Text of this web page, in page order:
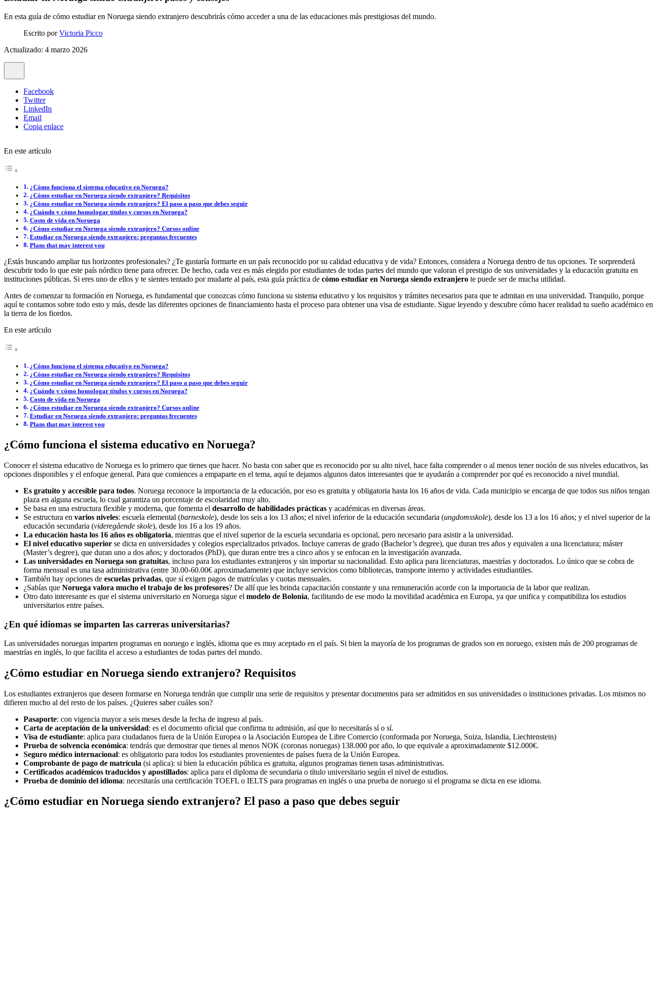
En esta guía de cómo estudiar en Noruega siendo extranjero descubrirás cómo acceder a una de las educaciones más prestigiosas del mundo.
Escrito porVictoria Picco
Actualizado: 4 marzo 2026
Facebook
Twitter
LinkedIn
Email
Copia enlace
En este artículo
¿Cómo funciona el sistema educativo en Noruega?
¿Cómo estudiar en Noruega siendo extranjero? Requisitos
¿Cómo estudiar en Noruega siendo extranjero? El paso a paso que debes seguir
¿Cuándo y cómo homologar títulos y cursos en Noruega?
Costo de vida en Noruega
¿Cómo estudiar en Noruega siendo extranjero? Cursos online
Estudiar en Noruega siendo extranjero: preguntas frecuentes
Plans that may interest you
¿Estás buscando ampliar tus horizontes profesionales? ¿Te gustaría formarte en un país reconocido por su calidad educativa y de vida? Entonces, considera a Noruega dentro de tus opciones. Te sorprenderá
descubrir todo lo que este país nórdico tiene para ofrecer. De hecho, cada vez es más elegido por estudiantes de todas partes del mundo que valoran el prestigio de sus universidades y la educación gratuita en
instituciones públicas. Si eres uno de ellos y te sientes tentado por mudarte al país, esta guía práctica de cómo estudiar en Noruega siendo extranjero te puede ser de mucha utilidad.
Antes de comenzar tu formación en Noruega, es fundamental que conozcas cómo funciona su sistema educativo y los requisitos y trámites necesarios para que te admitan en una universidad. Tranquilo, porque
aquí te contamos sobre todo esto y más, desde las diferentes opciones de financiamiento hasta el proceso para obtener una visa de estudiante. Sigue leyendo y descubre cómo hacer realidad tu sueño académico en
la tierra de los fiordos.
En este artículo
¿Cómo funciona el sistema educativo en Noruega?
¿Cómo estudiar en Noruega siendo extranjero? Requisitos
¿Cómo estudiar en Noruega siendo extranjero? El paso a paso que debes seguir
¿Cuándo y cómo homologar títulos y cursos en Noruega?
Costo de vida en Noruega
¿Cómo estudiar en Noruega siendo extranjero? Cursos online
Estudiar en Noruega siendo extranjero: preguntas frecuentes
Plans that may interest you
¿Cómo funciona el sistema educativo en Noruega?
Conocer el sistema educativo de Noruega es lo primero que tienes que hacer. No basta con saber que es reconocido por su alto nivel, hace falta comprender o al menos tener noción de sus niveles educativos, las
opciones disponibles y el enfoque general. Para que comiences a empaparte en el tema, aquí te dejamos algunos datos interesantes que te ayudarán a comprender por qué es reconocido a nivel mundial.
Es gratuito y accesible para todos. Noruega reconoce la importancia de la educación, por eso es gratuita y obligatoria hasta los 16 años de vida. Cada municipio se encarga de que todos sus niños tengan
plaza en alguna escuela, lo cual garantiza un porcentaje de escolaridad muy alto.
Se basa en una estructura flexible y moderna, que fomenta el desarrollo de habilidades prácticas y académicas en diversas áreas.
Se estructura en varios niveles: escuela elemental (barneskole), desde los seis a los 13 años; el nivel inferior de la educación secundaria (ungdomsskole), desde los 13 a los 16 años; y el nivel superior de la
educación secundaria (videregående skole), desde los 16 a los 19 años.
La educación hasta los 16 años es obligatoria, mientras que el nivel superior de la escuela secundaria es opcional, pero necesario para asistir a la universidad.
El nivel educativo superior se dicta en universidades y colegios especializados privados. Incluye carreras de grado (Bachelor’s degree), que duran tres años y equivalen a una licenciatura; máster
(Master’s degree), que duran uno a dos años; y doctorados (PhD), que duran entre tres a cinco años y se enfocan en la investigación avanzada.
Las universidades en Noruega son gratuitas, incluso para los estudiantes extranjeros y sin importar su nacionalidad. Esto aplica para licenciaturas, maestrías y doctorados. Lo único que se cobra de
forma mensual es una tasa administrativa (entre 30.00-60.00€ aproximadamente) que incluye servicios como bibliotecas, transporte interno y actividades estudiantiles.
También hay opciones de escuelas privadas, que sí exigen pagos de matrículas y cuotas mensuales.
¿Sabías que Noruega valora mucho el trabajo de los profesores? De allí que les brinda capacitación constante y una remuneración acorde con la importancia de la labor que realizan.
Otro dato interesante es que el sistema universitario en Noruega sigue el modelo de Bolonia, facilitando de ese modo la movilidad académica en Europa, ya que unifica y compatibiliza los estudios
universitarios entre países.
¿En qué idiomas se imparten las carreras universitarias?
Las universidades noruegas imparten programas en noruego e inglés, idioma que es muy aceptado en el país. Si bien la mayoría de los programas de grados son en noruego, existen más de 200 programas de
maestrías en inglés, lo que facilita el acceso a estudiantes de todas partes del mundo.
¿Cómo estudiar en Noruega siendo extranjero? Requisitos
Los estudiantes extranjeros que deseen formarse en Noruega tendrán que cumplir una serie de requisitos y presentar documentos para ser admitidos en sus universidades o instituciones privadas. Los mismos no
difieren mucho al del resto de los países. ¿Quieres saber cuáles son?
Pasaporte: con vigencia mayor a seis meses desde la fecha de ingreso al país.
Carta de aceptación de la universidad: es el documento oficial que confirma tu admisión, así que lo necesitarás sí o sí.
Visa de estudiante: aplica para ciudadanos fuera de la Unión Europea o la Asociación Europea de Libre Comercio (conformada por Noruega, Suiza, Islandia, Liechtenstein)
Prueba de solvencia económica: tendrás que demostrar que tienes al menos NOK (coronas noruegas) 138.000 por año, lo que equivale a aproximadamente $12.000€.
Seguro médico internacional: es obligatorio para todos los estudiantes provenientes de países fuera de la Unión Europea.
Comprobante de pago de matrícula (si aplica): si bien la educación pública es gratuita, algunos programas tienen tasas administrativas.
Certificados académicos traducidos y apostillados: aplica para el diploma de secundaria o título universitario según el nivel de estudios.
Prueba de dominio del idioma: necesitarás una certificación TOEFL o IELTS para programas en inglés o una prueba de noruego si el programa se dicta en ese idioma.
¿Cómo estudiar en Noruega siendo extranjero? El paso a paso que debes seguir